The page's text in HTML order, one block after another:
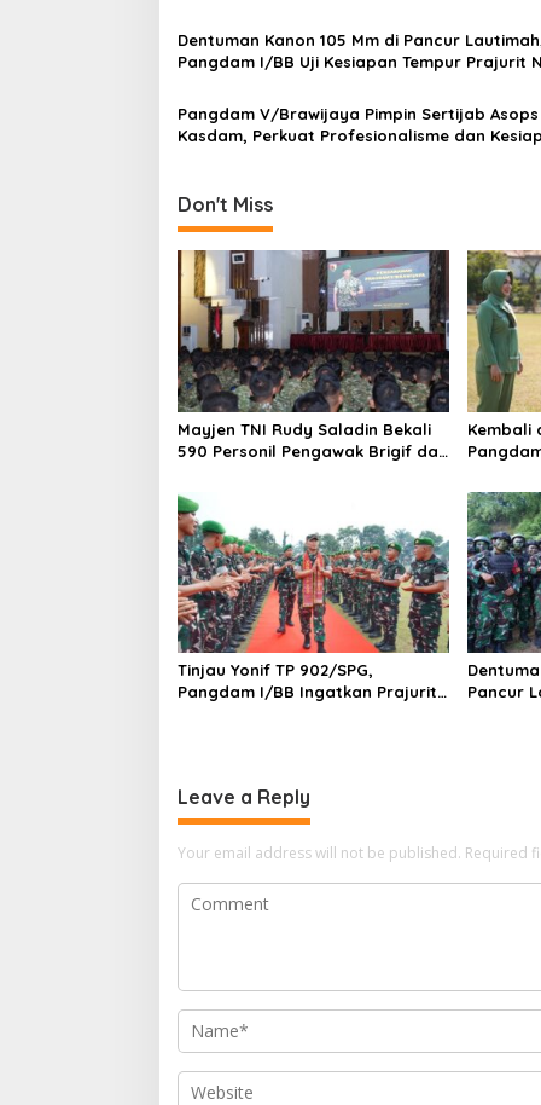
a
t
i
o
Dentuman Kanon 105 Mm di Pancur
Pangdam I/BB Uji Kesiapan Tempur Prajurit
Pangdam V/Brawijaya Pimpin Sertijab Asops
Kasdam, Perkuat Profesionalisme dan
Don't Miss
Mayjen TNI Rudy Saladin Bekali
590 Personil Pengawak Brigif dan
V/Brawijaya
Kembali
521/DY
Tinjau Yonif TP 902/SPG,
Pangdam I/BB Ingatkan Prajurit
Pancur
Leave a Reply
Your email address will not be published. Required